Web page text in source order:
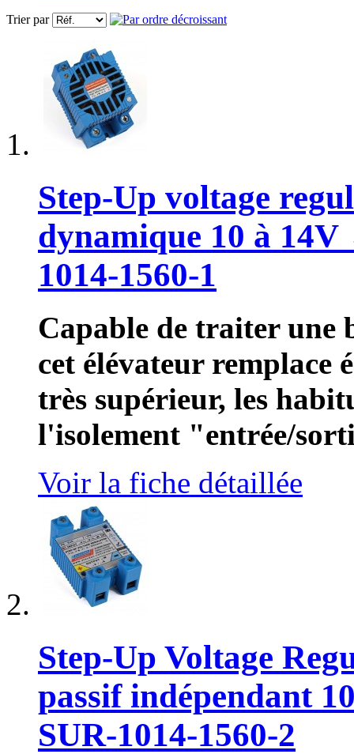
Trier par
Step-Up voltage
dynamique 10 à
1014-1560-1
Capable de traiter une
cet élévateur remplace
très supérieur, les
l'isolement "entrée/
Voir la fiche détaillée
Step-Up Voltage
passif indépendant
SUR-1014-1560-2